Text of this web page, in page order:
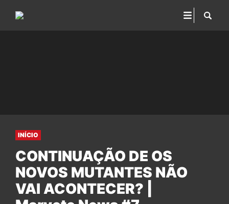
INÍCIO
CONTINUAÇÃO DE OS
NOVOS MUTANTES NÃO
VAI ACONTECER? |